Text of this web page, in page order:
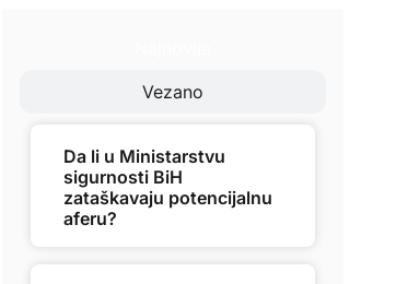
Vezano
Da li u Ministarstvu
sigurnosti BiH
zataškavaju potencijalnu
aferu?